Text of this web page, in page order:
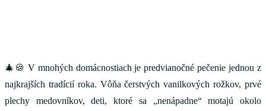
🎄🍪 V mnohých domácnostiach je predvianočné pečenie jednou z
najkrajších tradícií roka. Vôňa čerstvých vanilkových rožkov, prvé
plechy medovníkov, deti, ktoré sa „nenápadne“ motajú okolo